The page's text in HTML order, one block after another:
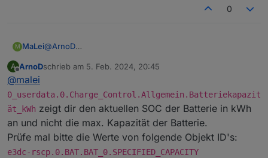
0
M MaLei@ArnoD
danke für die Info. Nachdem ich die Notstrommenge am
Als Notstrom min. und Notstrom Sockel habe ich noch
die Standardwerte 30% / 20% gesetzt. Der Speicher ist
jetzt deutlich drunter. Wie erkenne ich, ob die Regelung
über Charge-Control korrekt funktioniert?
Ergänzung: Im Parameter
_kWh stehen nur 0,7 kWh bei 15,7 kWh Kapazität!?
A
Offline
ArnoDschrieb am 5. Feb. 2024, 20:45
zuletzt editiert von
@malei
0_userdata.0.Charge_Control.Allgemein.Batteriekapazit
ät_kWh zeigt dir den aktuellen SOC der Batterie in kWh
an und nicht die max. Kapazität der Batterie.
Prüfe mal bitte die Werte von folgende Objekt ID's:
e3dc-rscp.0.BAT.BAT_0.SPECIFIED_CAPACITY